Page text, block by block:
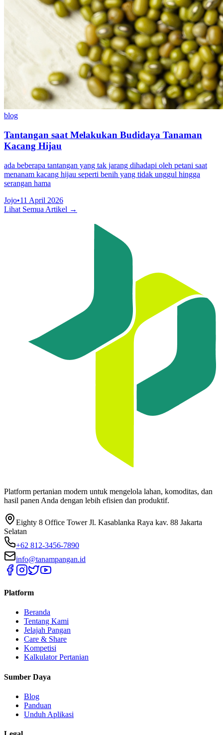
blog
Tantangan saat Melakukan Budidaya Tanaman
Kacang Hijau
ada beberapa tantangan yang tak jarang dihadapi oleh petani saat
menanam kacang hijau seperti benih yang tidak unggul hingga
serangan hama
Jojo•11 April 2026
Lihat Semua Artikel →
Platform pertanian modern untuk mengelola lahan, komoditas, dan
hasil panen Anda dengan lebih efisien dan produktif.
Eighty 8 Office Tower Jl. Kasablanka Raya kav. 88 Jakarta
Selatan
+62 812-3456-7890
info@tanampangan.id
Platform
Beranda
Tentang Kami
Jelajah Pangan
Care & Share
Kompetisi
Kalkulator Pertanian
Sumber Daya
Blog
Panduan
Unduh Aplikasi